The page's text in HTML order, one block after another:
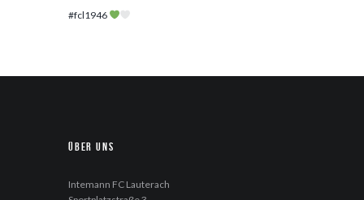
#fcl1946
Über uns
Intemann FC Lauterach